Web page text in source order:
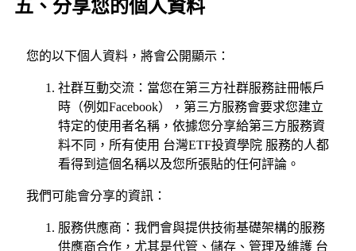
五、分享您的個人資料
您的以下個人資料，將會公開顯示：
社群互動交流：當您在第三方社群服務註冊帳戶
時（例如Facebook），第三方服務會要求您建立
特定的使用者名稱，依據您分享給第三方服務資
料不同，所有使用 台灣ETF投資學院 服務的人都
看得到這個名稱以及您所張貼的任何評論。
我們可能會分享的資訊：
服務供應商：我們會與提供技術基礎架構的服務
供應商合作，尤其是代管、儲存、管理及維護 台